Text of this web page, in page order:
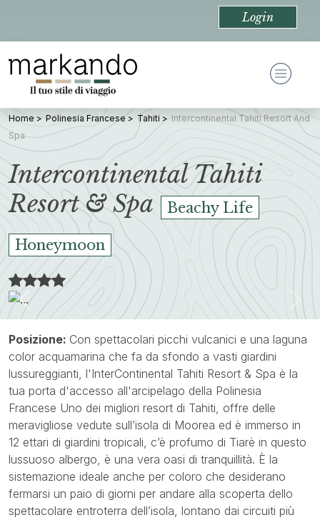
Login
Home Polinesia Francese Tahiti
Intercontinental Tahiti Resort And
Spa
Intercontinental Tahiti
Resort & Spa
Beachy Life
Honeymoon
Previous Next
Posizione: Con spettacolari picchi vulcanici e una laguna
color acquamarina che fa da sfondo a vasti giardini
lussureggianti, l'InterContinental Tahiti Resort & Spa è la
tua porta d'accesso all'arcipelago della Polinesia
Francese Uno dei migliori resort di Tahiti, offre delle
meravigliose vedute sull’isola di Moorea ed è immerso in
12 ettari di giardini tropicali, c’è profumo di Tiarè in questo
lussuoso albergo, è una vera oasi di tranquillità. È la
sistemazione ideale anche per coloro che desiderano
fermarsi un paio di giorni per andare alla scoperta dello
spettacolare entroterra dell’isola, lontano dai circuiti più